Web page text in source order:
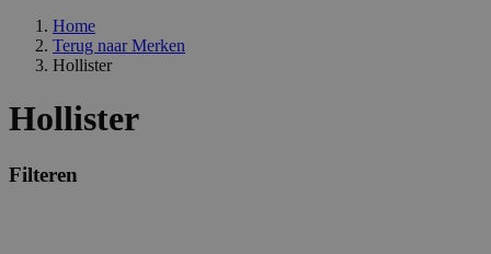
Home
Terug naar Merken
Hollister
Hollister
Filteren